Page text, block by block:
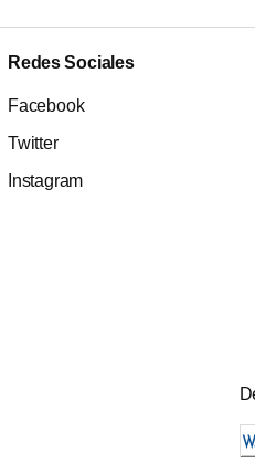
Redes Sociales
Facebook
Twitter
Instagram